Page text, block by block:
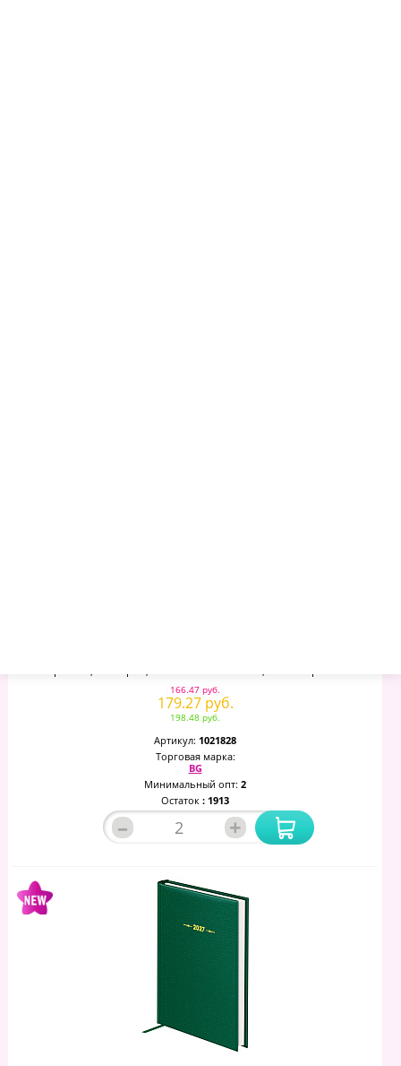
Переплет, Балакрон, BG "Ariane. Dark Red", Тёмно-Красный
166.47 руб.
179.27 руб.
198.48 руб.
Артикул: 1021828
Торговая марка:
BG
Минимальный опт: 2
Остаток : 1913
– +